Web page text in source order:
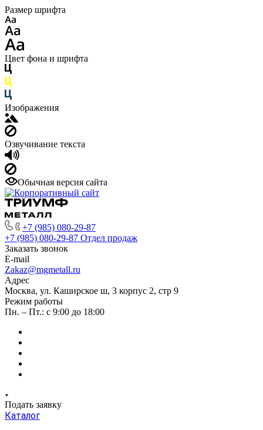
Размер шрифта
Цвет фона и шрифта
Изображения
Озвучивание текста
Обычная версия сайта
+7 (985) 080-29-87
+7 (985) 080-29-87 Отдел продаж
Заказать звонок
E-mail
Zakaz@mgmetall.ru
Адрес
Москва, ул. Каширское ш, 3 корпус 2, стр 9
Режим работы
Пн. – Пт.: с 9:00 до 18:00
Подать заявку
Каталог